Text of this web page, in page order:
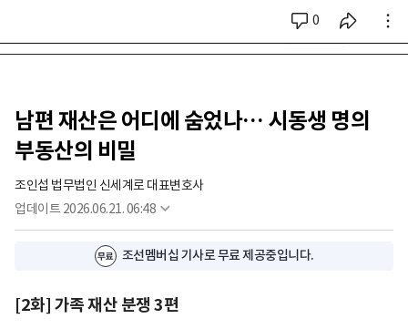
0
시리즈 전체
남편 재산은 어디에 숨었나… 시동생 명의
부동산의 비밀
조인섭 법무법인 신세계로 대표변호사
업데이트 2026.06.21. 06:48
조선멤버십 기사로 무료 제공중입니다.
[2화] 가족 재산 분쟁 3편